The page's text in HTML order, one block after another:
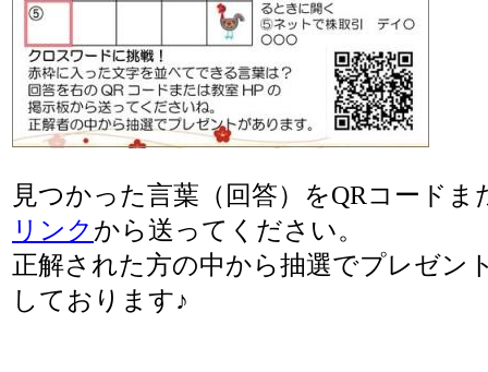
見つかった言葉（回答）をQRコードま
リンク から送ってください。
正解された方の中から抽選でプレゼン
しております♪